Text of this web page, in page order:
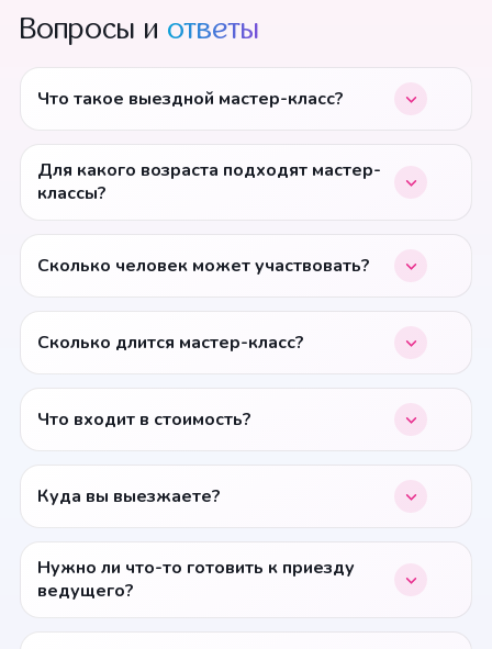
Вопросы и ответы
Что такое выездной мастер-класс?
Для какого возраста подходят мастер-
классы?
Сколько человек может участвовать?
Сколько длится мастер-класс?
Что входит в стоимость?
Куда вы выезжаете?
Нужно ли что-то готовить к приезду
ведущего?